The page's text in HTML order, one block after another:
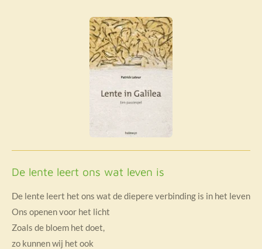
De lente leert ons wat leven is
De lente leert het ons wat de diepere verbinding is in het leven
Ons openen voor het licht
Zoals de bloem het doet,
zo kunnen wij het ook